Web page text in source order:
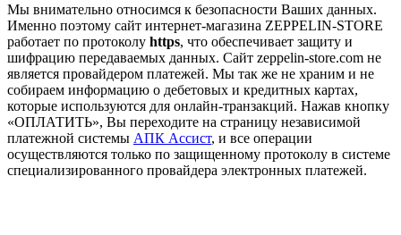
Мы внимательно относимся к безопасности Ваших данных.
Именно поэтому сайт интернет-магазина ZEPPELIN-STORE
работает по протоколу https, что обеспечивает защиту и
шифрацию передаваемых данных. Сайт zeppelin-store.com не
является провайдером платежей. Мы так же не храним и не
собираем информацию о дебетовых и кредитных картах,
которые используются для онлайн-транзакций. Нажав кнопку
«ОПЛАТИТЬ», Вы переходите на страницу независимой
платежной системы АПК Ассист, и все операции
осуществляются только по защищенному протоколу в системе
специализированного провайдера электронных платежей.